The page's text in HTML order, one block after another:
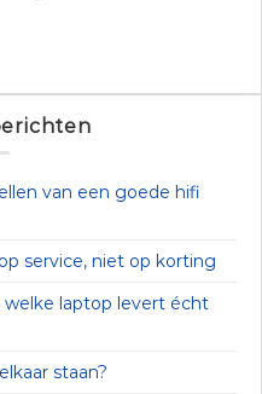
van een goede hifi
service, niet op korting
laptop levert écht
staan?